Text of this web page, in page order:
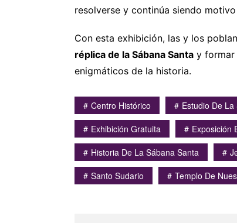
resolverse y continúa siendo
Con esta exhibición, las y los
réplica de la Sábana Santa y formar
enigmáticos de la historia.
Centro Histórico Estudio De
Exhibición Gratuita
Exposición
Historia De La Sábana Santa
Santo Sudario
Templo De